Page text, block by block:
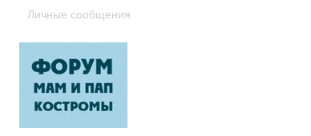
Личные сообщения